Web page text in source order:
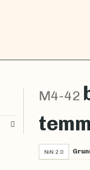
M4-42
NiN 2.0